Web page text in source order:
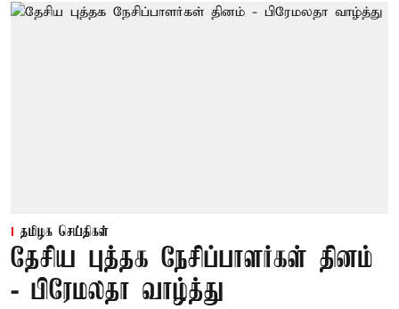
தமிழக செய்திகள்
தேசிய புத்தக நேசிப்பாளர்கள் தினம்
- பிரேமலதா வாழ்த்து